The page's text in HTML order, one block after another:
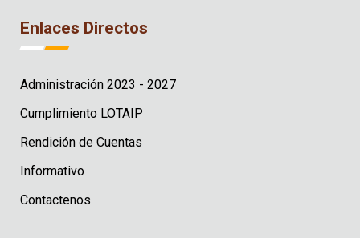
Enlaces Directos
Administración 2023 - 2027
Cumplimiento LOTAIP
Rendición de Cuentas
Informativo
Contactenos